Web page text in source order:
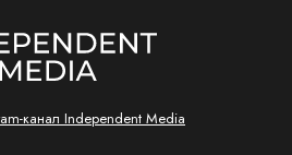
канал Independent Media